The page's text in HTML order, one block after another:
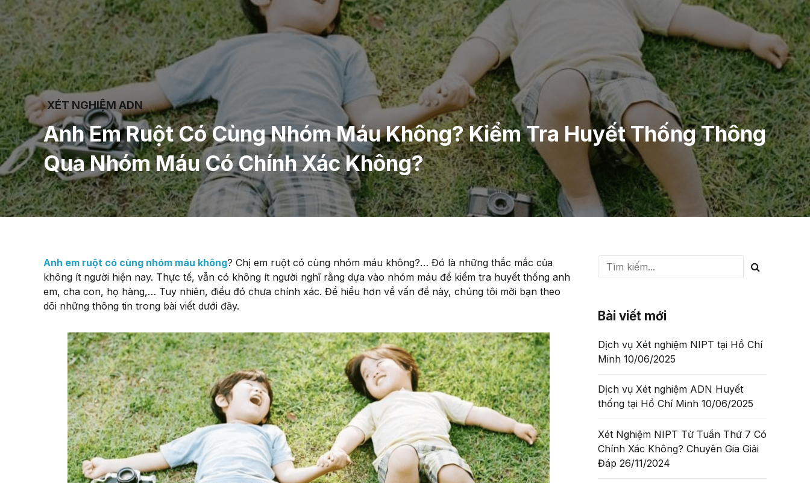
XÉT NGHIỆM ADN
Anh Em Ruột Có Cùng Nhóm Máu Không? Kiểm Tra Huyết Thống Thông
Qua Nhóm Máu Có Chính Xác Không?
Anh em ruột có cùng nhóm máu không? Chị em ruột có cùng nhóm máu không?… Đó là những thắc mắc của
không ít người hiện nay. Thực tế, vẫn có không ít người nghĩ rằng dựa vào nhóm máu để kiểm tra huyết thống anh
em, cha con, họ hàng,… Tuy nhiên, điều đó chưa chính xác. Để hiểu hơn về vấn đề này, chúng tôi mời bạn theo
dõi những thông tin trong bài viết dưới đây.
Bài viết mới
Dịch vụ Xét nghiệm NIPT tại Hồ Chí
Minh 10/06/2025
Dịch vụ Xét nghiệm ADN Huyết
thống tại Hồ Chí Minh 10/06/2025
Xét Nghiệm NIPT Từ Tuần Thứ 7 Có
Chính Xác Không? Chuyên Gia Giải
Đáp 26/11/2024